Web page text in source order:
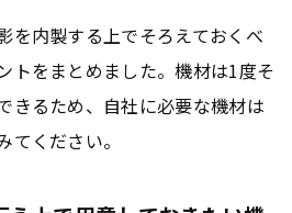
を内製する上でそろえておくべ
トをまとめました。機材は1度そ
きるため、自社に必要な機材は
ください。